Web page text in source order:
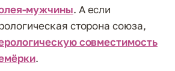
мужчины. А если
сторона союза,
совместимость
.